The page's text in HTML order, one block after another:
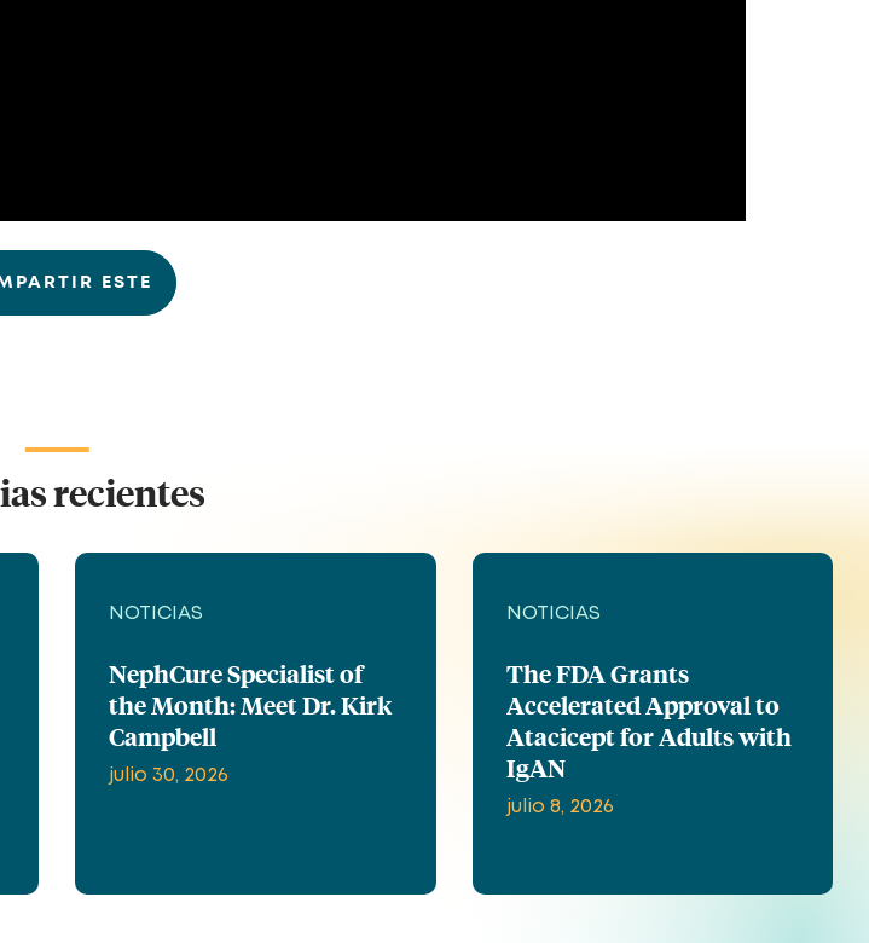
ESTE
recientes
NOTICIAS
NephCure Specialist of
the Month: Meet Dr. Kirk
Campbell
julio 30, 2026
NOTICIAS
The FDA Grants
Accelerated Approval to
Atacicept for Adults with
IgAN
julio 8, 2026